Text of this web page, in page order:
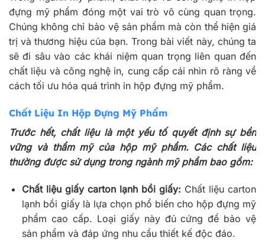
đựng mỹ phẩm đóng một vai trò vô cùng quan trọng.
Chúng không chỉ bảo vệ sản phẩm mà còn thể hiện giá
trị và thương hiệu của bạn. Trong bài viết này, chúng ta
sẽ đi sâu vào các khái niệm quan trọng liên quan đến
chất liệu và công nghệ in, cung cấp cái nhìn rõ ràng về
cách tối ưu hóa quá trình in hộp đựng mỹ phẩm.
Chất Liệu In Hộp Đựng Mỹ Phẩm
Trước hết, chất liệu là một yếu tố quyết định sự bền
vững và thẩm mỹ của hộp mỹ phẩm. Các chất liệu
thường được sử dụng trong ngành mỹ phẩm bao gồm:
Chất liệu giấy carton lạnh bồi giấy: Chất liệu carton
lạnh bồi giấy là lựa chọn phổ biến cho hộp đựng mỹ
phẩm cao cấp. Loại giấy này đủ cứng để bảo vệ
sản phẩm và đáp ứng nhu cầu thiết kế độc đáo.